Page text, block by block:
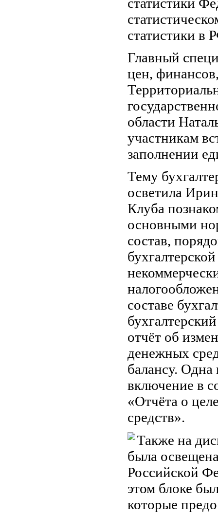
статистики в
Главный
цен,
области
участникам
заполнении
Тему
осветила
Клуба
основными
состав,
составе
отчёт об
денежных
балансу.
включение в
«Отчёта о
средств».
Также на
была
Российской
этом блоке
которые